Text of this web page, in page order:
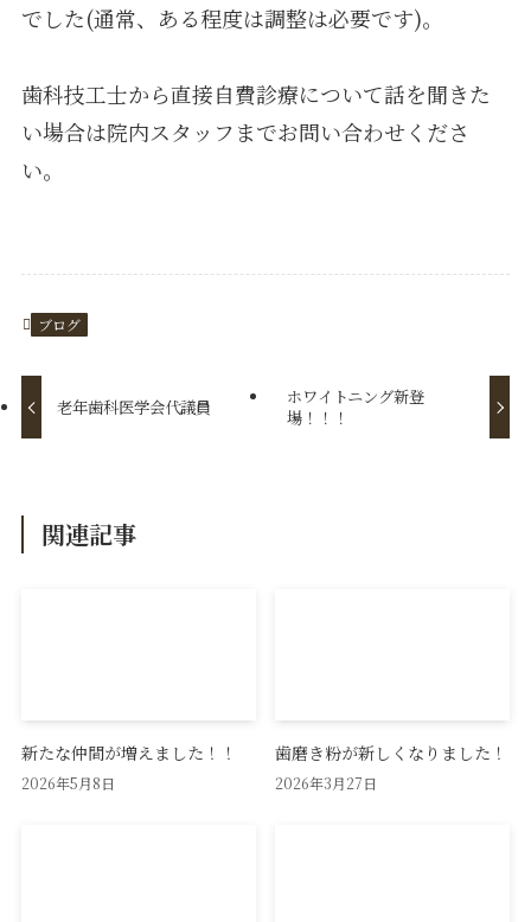
でした(通常、ある程度は調整は必要です)。
歯科技工士から直接自費診療について話を聞きた
い場合は院内スタッフまでお問い合わせくださ
い。
ブログ
老年歯科医学会代議員
ホワイトニング新登
場！！！
関連記事
新たな仲間が増えました！！
2026年5月8日
歯磨き粉が新しくなりました！
2026年3月27日